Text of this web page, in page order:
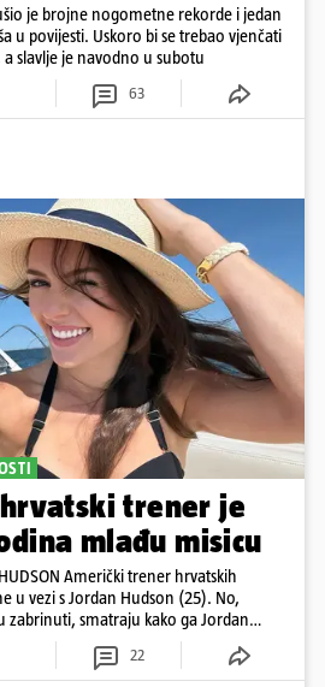
je brojne nogometne rekorde i jedan
u povijesti. Uskoro bi se trebao vjenčati
slavlje je navodno u subotu
63
hrvatski trener je
mlađu misicu
HUDSON Američki trener hrvatskih
u vezi s Jordan Hudson (25). No,
zabrinuti, smatraju kako ga Jordan
22